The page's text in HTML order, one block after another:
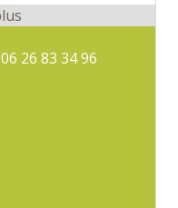
06 26 83 34 96